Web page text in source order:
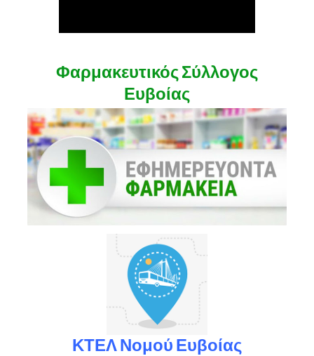
Φαρμακευτικός Σύλλογος
Ευβοίας
ΚΤΕΛ Νομού Ευβοίας